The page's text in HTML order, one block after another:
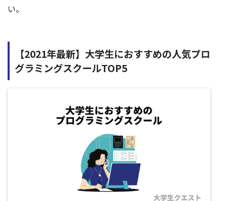
い。
【2021年最新】大学生におすすめの人気プロ
グラミングスクールTOP5